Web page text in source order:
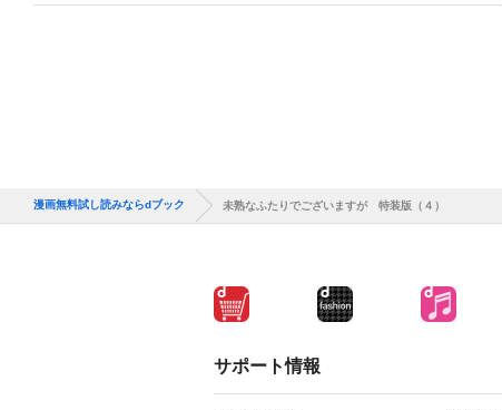
漫画無料試し読みならdブック 未熟なふたりでございますが 特装版（４）
サポート情報